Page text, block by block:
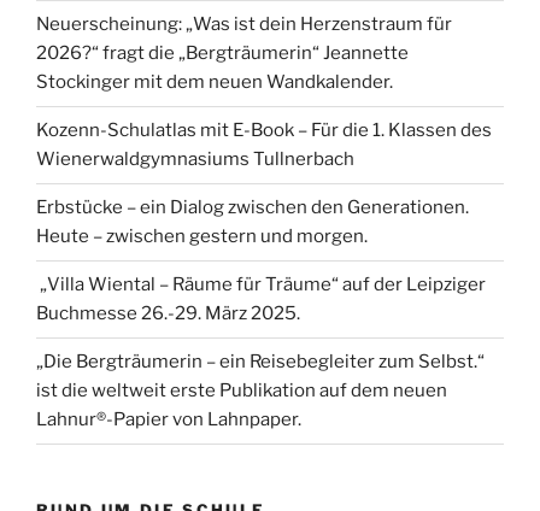
Neuerscheinung: „Was ist dein Herzenstraum für
2026?“ fragt die „Bergträumerin“ Jeannette
Stockinger mit dem neuen Wandkalender.
Kozenn-Schulatlas mit E-Book – Für die 1. Klassen des
Wienerwaldgymnasiums Tullnerbach
Erbstücke – ein Dialog zwischen den Generationen.
Heute – zwischen gestern und morgen.
„Villa Wiental – Räume für Träume“ auf der Leipziger
Buchmesse 26.-29. März 2025.
„Die Bergträumerin – ein Reisebegleiter zum Selbst.“
ist die weltweit erste Publikation auf dem neuen
Lahnur®-Papier von Lahnpaper.